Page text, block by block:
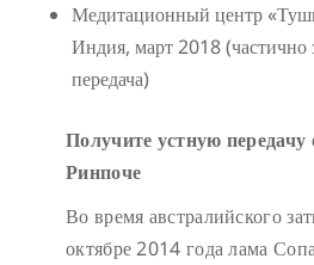
Медитационный центр
Индия, март 2018 (частично
передача)
Получите устную
Ринпоче
Во время австралийского
октябре 2014 года лама